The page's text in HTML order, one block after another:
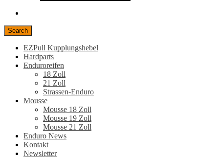
Search
EZPull Kupplungshebel
Hardparts
Enduroreifen
18 Zoll
21 Zoll
Strassen-Enduro
Mousse
Mousse 18 Zoll
Mousse 19 Zoll
Mousse 21 Zoll
Enduro News
Kontakt
Newsletter